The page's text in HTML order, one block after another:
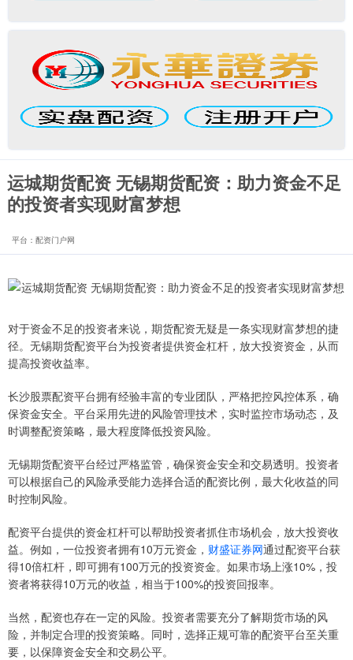
运城期货配资 无锡期货配资：助力资金不足
的投资者实现财富梦想
平台：配资门户网
对于资金不足的投资者来说，期货配资无疑是一条实现财富梦想的捷
径。无锡期货配资平台为投资者提供资金杠杆，放大投资资金，从而
提高投资收益率。
长沙股票配资平台拥有经验丰富的专业团队，严格把控风控体系，确
保资金安全。平台采用先进的风险管理技术，实时监控市场动态，及
时调整配资策略，最大程度降低投资风险。
无锡期货配资平台经过严格监管，确保资金安全和交易透明。投资者
可以根据自己的风险承受能力选择合适的配资比例，最大化收益的同
时控制风险。
配资平台提供的资金杠杆可以帮助投资者抓住市场机会，放大投资收
益。例如，一位投资者拥有10万元资金， 财盛证券网通过配资平台获
得10倍杠杆，即可拥有100万元的投资资金。如果市场上涨10%，投
资者将获得10万元的收益，相当于100%的投资回报率。
当然，配资也存在一定的风险。投资者需要充分了解期货市场的风
险，并制定合理的投资策略。同时，选择正规可靠的配资平台至关重
要，以保障资金安全和交易公平。